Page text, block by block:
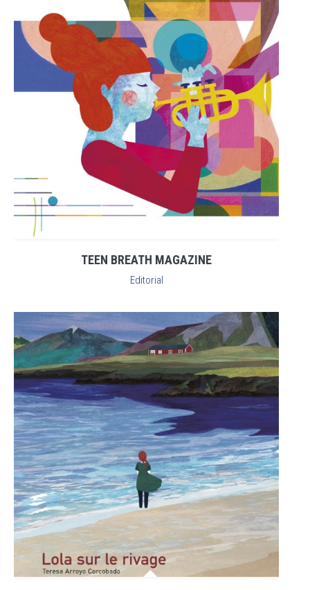
TEEN BREATH MAGAZINE
Editorial